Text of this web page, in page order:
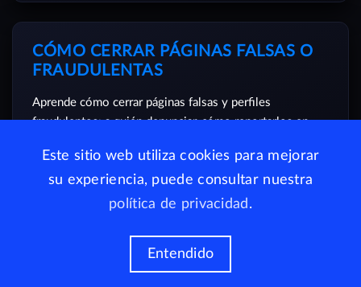
CÓMO CERRAR PÁGINAS FALSAS O
FRAUDULENTAS
Aprende cómo cerrar páginas falsas y perfiles
fraudulentos: a quién denunciar, cómo reportarlos en
LEER: CÓMO CERRAR PÁGINAS FALSAS O
Este sitio web utiliza cookies para mejorar
su experiencia, puede consultar nuestra
política de privacidad .
Entendido